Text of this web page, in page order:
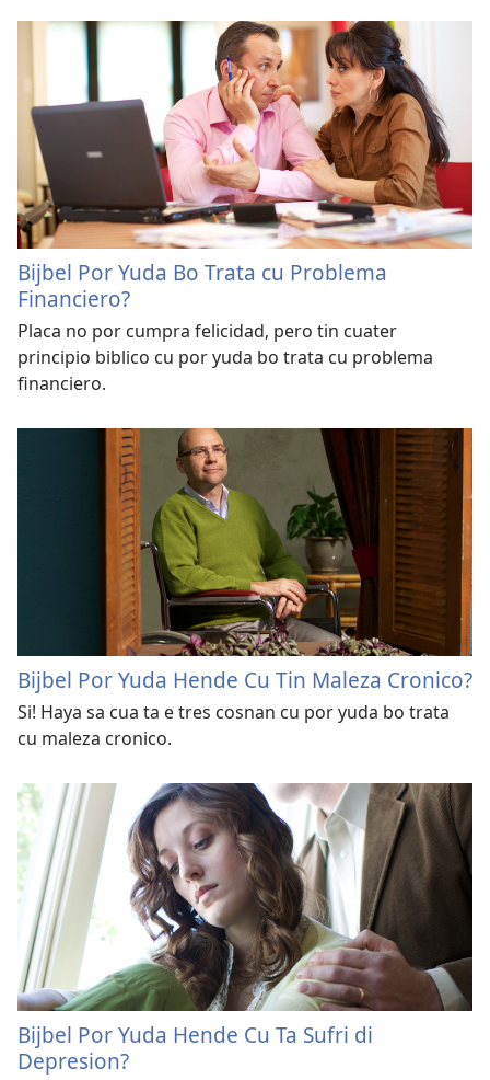
Bijbel Por Yuda Bo Trata cu Problema
Financiero?
Placa no por cumpra felicidad, pero tin cuater
principio biblico cu por yuda bo trata cu problema
financiero.
Bijbel Por Yuda Hende Cu Tin Maleza Cronico?
Si! Haya sa cua ta e tres cosnan cu por yuda bo trata
cu maleza cronico.
Bijbel Por Yuda Hende Cu Ta Sufri di
Depresion?